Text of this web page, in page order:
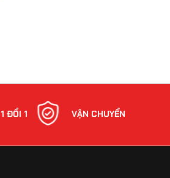
ĐỔI 1 VẬN CHUYỂN